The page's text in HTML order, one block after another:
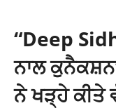
“Deep
ਨਾਲ
ਨੇ ਖੜ੍ਹੇ ਕੀਤੇ